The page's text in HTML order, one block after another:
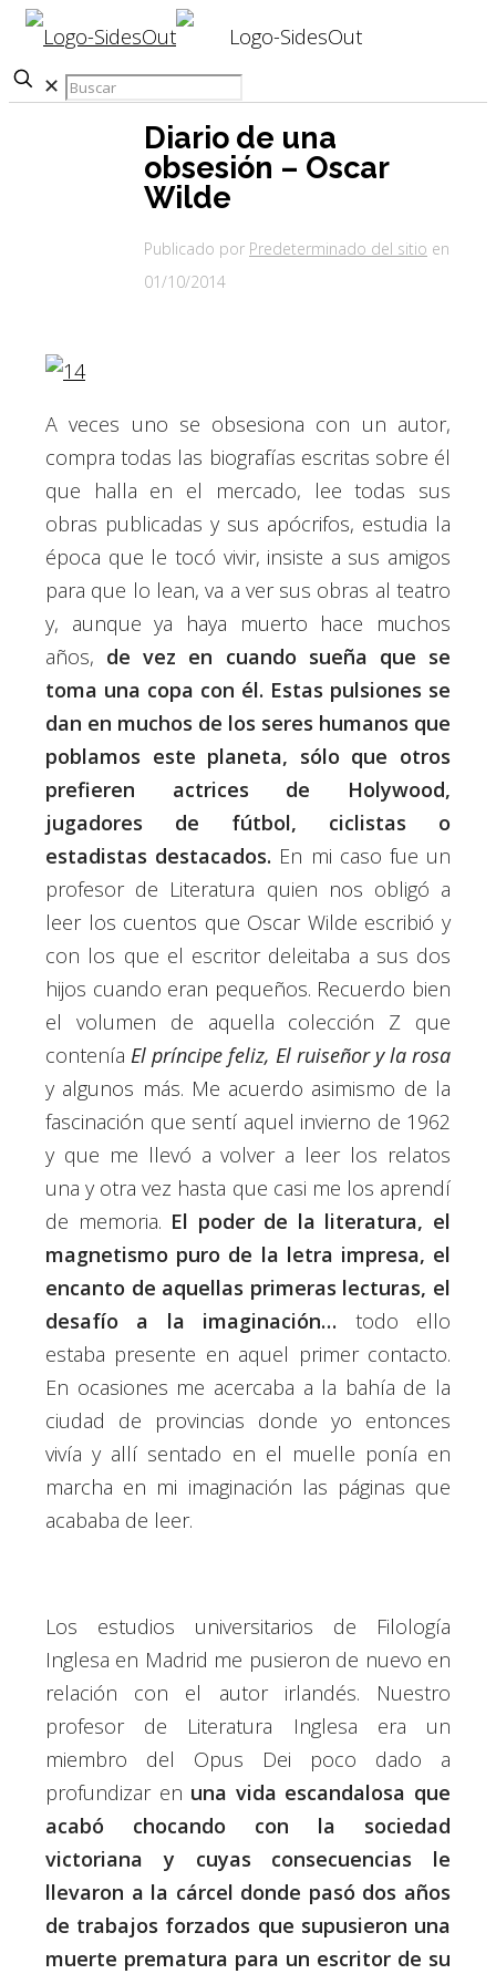
✕
Diario de una
obsesión – Oscar
Wilde
Publicado por Predeterminado del sitio en
01/10/2014
A veces uno se obsesiona con un autor,
compra todas las biografías escritas sobre él
que halla en el mercado, lee todas sus
obras publicadas y sus apócrifos, estudia la
época que le tocó vivir, insiste a sus amigos
para que lo lean, va a ver sus obras al teatro
y, aunque ya haya muerto hace muchos
años, de vez en cuando sueña que se
toma una copa con él. Estas pulsiones se
dan en muchos de los seres humanos que
poblamos este planeta, sólo que otros
prefieren actrices de Holywood,
jugadores de fútbol, ciclistas o
estadistas destacados. En mi caso fue un
profesor de Literatura quien nos obligó a
leer los cuentos que Oscar Wilde escribió y
con los que el escritor deleitaba a sus dos
hijos cuando eran pequeños. Recuerdo bien
el volumen de aquella colección Z que
conteníaEl príncipe feliz, El ruiseñor y la rosa
y algunos más. Me acuerdo asimismo de la
fascinación que sentí aquel invierno de 1962
y que me llevó a volver a leer los relatos
una y otra vez hasta que casi me los aprendí
de memoria. El poder de la literatura, el
magnetismo puro de la letra impresa, el
encanto de aquellas primeras lecturas, el
desafío a la imaginación… todo ello
estaba presente en aquel primer contacto.
En ocasiones me acercaba a la bahía de la
ciudad de provincias donde yo entonces
vivía y allí sentado en el muelle ponía en
marcha en mi imaginación las páginas que
acababa de leer.
Los estudios universitarios de Filología
Inglesa en Madrid me pusieron de nuevo en
relación con el autor irlandés. Nuestro
profesor de Literatura Inglesa era un
miembro del Opus Dei poco dado a
profundizar en una vida escandalosa que
acabó chocando con la sociedad
victoriana y cuyas consecuencias le
llevaron a la cárcel donde pasó dos años
de trabajos forzados que supusieron una
muerte prematura para un escritor de su